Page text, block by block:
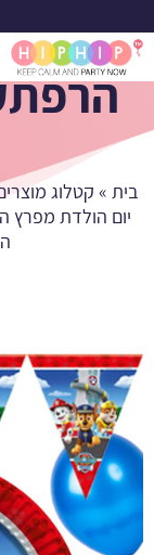
בית » קטלוג
יום הולדת מפרץ